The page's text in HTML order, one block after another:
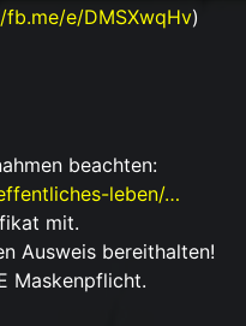
e/DMSXwqHv)
beachten:
leben/…
mit.
Ausweis bereithalten!
Maskenpflicht.